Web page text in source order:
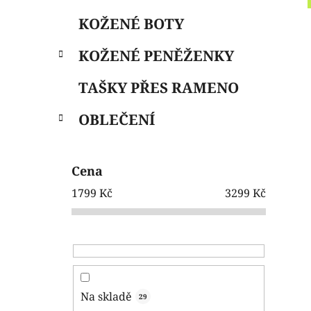
p
l
KOŽENÉ BOTY
KOŽENÉ PENĚŽENKY
TAŠKY PŘES RAMENO
OBLEČENÍ
Cena
1799 Kč 3299 Kč
Na skladě 29